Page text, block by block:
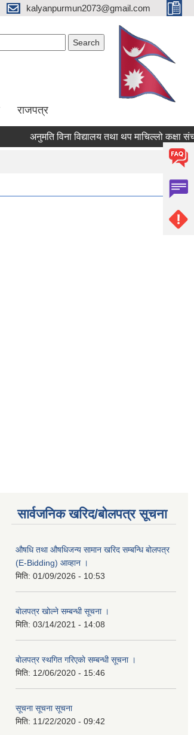
kalyanpurmun2073@gmail.com
राजपत्र
अनुमति विना विद्यालय तथा थप माचिल्लो कक्षा
सार्वजनिक खरिद/बोलपत्र सूचना
औषधि तथा औषधिजन्य सामान खरिद सम्बन्धि बोलपत्र
(E-Bidding) आव्हान ।
मिति: 01/09/2026 - 10:53
बाेलपत्र खोल्ने सम्बन्धी सूचना ।
मिति: 03/14/2021 - 14:08
बाेलपत्र स्थगित गरिएकाे सम्बन्धी सूचना ।
मिति: 12/06/2020 - 15:46
सूचना सूचना सूचना
मिति: 11/22/2020 - 09:42